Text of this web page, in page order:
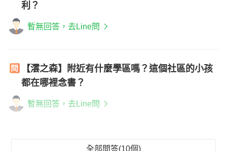
利？
暫無回答，去Line問
【澐之森】附近有什麼學區嗎？這個社區的小孩
都在哪裡念書？
暫無回答，去Line問
全部問答(10個)